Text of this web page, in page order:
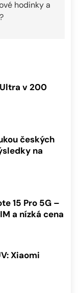
hodinky a
v 200
českých
na
15 Pro 5G –
a nízká cena
Xiaomi